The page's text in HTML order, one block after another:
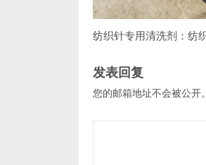
发表回复
您的邮箱地址不会被公开。